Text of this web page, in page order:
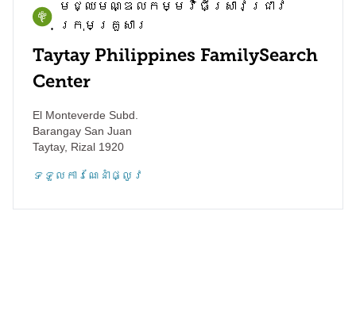
មជ្ឈមណ្ឌល​កម្មវិធី​ស្រាវជ្រាវ​
ក្រុមគ្រួសារ
Taytay Philippines FamilySearch
Center
El Monteverde Subd.
Barangay San Juan
Taytay, Rizal 1920
ទទួល​ការណែនាំ​ផ្លូវ